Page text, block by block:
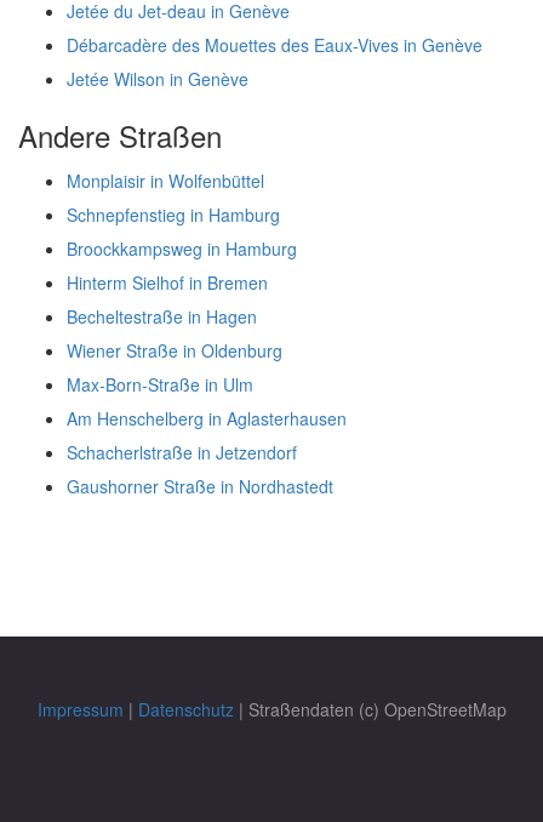
Jetée du Jet-deau in Genève
Débarcadère des Mouettes des Eaux-Vives in Genève
Jetée Wilson in Genève
Andere Straßen
Monplaisir in Wolfenbüttel
Schnepfenstieg in Hamburg
Broockkampsweg in Hamburg
Hinterm Sielhof in Bremen
Becheltestraße in Hagen
Wiener Straße in Oldenburg
Max-Born-Straße in Ulm
Am Henschelberg in Aglasterhausen
Schacherlstraße in Jetzendorf
Gaushorner Straße in Nordhastedt
Impressum | Datenschutz| Straßendaten (c) OpenStreetMap